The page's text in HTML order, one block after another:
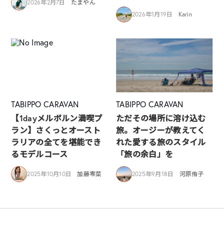
2026年2月7日 たまやん
2026年1月19日 Karin
TABIPPO CARAVAN
【1dayメルボルン満喫プ
ラン】さくっとオースト
ラリアの全てを堪能でき
るモデルコース
2025年10月10日 加藤零菜
TABIPPO CARAVAN
ただその場所に溶け込む
旅。オージーが教えてく
れた愛する旅のスタイル
「旅の余白」を
2025年9月18日 河原侑子